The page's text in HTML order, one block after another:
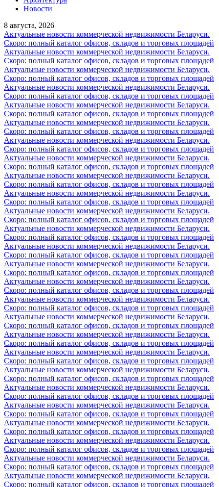
Новости
8 августа, 2026
Актуальные новости коммерческой недвижимости Беларуси.
Скоро: полный каталог офисов, складов и торговых площадей
Актуальные новости коммерческой недвижимости Беларуси.
Скоро: полный каталог офисов, складов и торговых площадей
Актуальные новости коммерческой недвижимости Беларуси.
Скоро: полный каталог офисов, складов и торговых площадей
Актуальные новости коммерческой недвижимости Беларуси.
Скоро: полный каталог офисов, складов и торговых площадей
Актуальные новости коммерческой недвижимости Беларуси.
Скоро: полный каталог офисов, складов и торговых площадей
Актуальные новости коммерческой недвижимости Беларуси.
Скоро: полный каталог офисов, складов и торговых площадей
Актуальные новости коммерческой недвижимости Беларуси.
Скоро: полный каталог офисов, складов и торговых площадей
Актуальные новости коммерческой недвижимости Беларуси.
Скоро: полный каталог офисов, складов и торговых площадей
Актуальные новости коммерческой недвижимости Беларуси.
Скоро: полный каталог офисов, складов и торговых площадей
Актуальные новости коммерческой недвижимости Беларуси.
Скоро: полный каталог офисов, складов и торговых площадей
Актуальные новости коммерческой недвижимости Беларуси.
Скоро: полный каталог офисов, складов и торговых площадей
Актуальные новости коммерческой недвижимости Беларуси.
Скоро: полный каталог офисов, складов и торговых площадей
Актуальные новости коммерческой недвижимости Беларуси.
Скоро: полный каталог офисов, складов и торговых площадей
Актуальные новости коммерческой недвижимости Беларуси.
Скоро: полный каталог офисов, складов и торговых площадей
Актуальные новости коммерческой недвижимости Беларуси.
Скоро: полный каталог офисов, складов и торговых площадей
Актуальные новости коммерческой недвижимости Беларуси.
Скоро: полный каталог офисов, складов и торговых площадей
Актуальные новости коммерческой недвижимости Беларуси.
Скоро: полный каталог офисов, складов и торговых площадей
Актуальные новости коммерческой недвижимости Беларуси.
Скоро: полный каталог офисов, складов и торговых площадей
Актуальные новости коммерческой недвижимости Беларуси.
Скоро: полный каталог офисов, складов и торговых площадей
Актуальные новости коммерческой недвижимости Беларуси.
Скоро: полный каталог офисов, складов и торговых площадей
Актуальные новости коммерческой недвижимости Беларуси.
Скоро: полный каталог офисов, складов и торговых площадей
Актуальные новости коммерческой недвижимости Беларуси.
Скоро: полный каталог офисов, складов и торговых площадей
Актуальные новости коммерческой недвижимости Беларуси.
Скоро: полный каталог офисов, складов и торговых площадей
Актуальные новости коммерческой недвижимости Беларуси.
Скоро: полный каталог офисов, складов и торговых площадей
Актуальные новости коммерческой недвижимости Беларуси.
Скоро: полный каталог офисов, складов и торговых площадей
Актуальные новости коммерческой недвижимости Беларуси.
Скоро: полный каталог офисов, складов и торговых площадей